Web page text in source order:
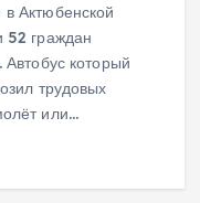
Актюбенской
52 граждан
который
трудовых
или…